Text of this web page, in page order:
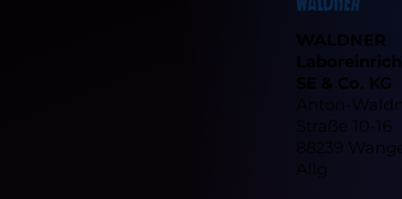
WALDNER
SE & Co. KG
Anton-
Straße 10-16
88239
Allg